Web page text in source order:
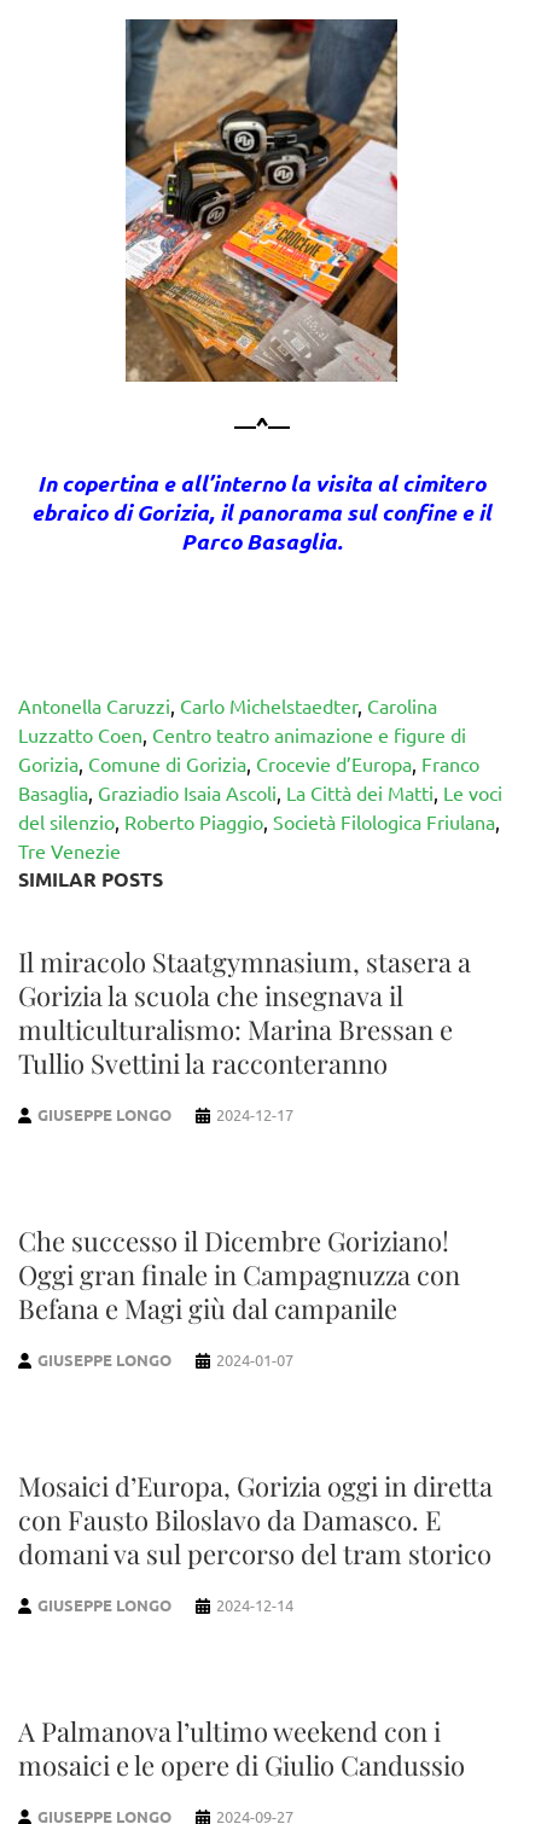
—^—
In copertina e all’interno la visita al cimitero
ebraico di Gorizia, il panorama sul confine e il
Parco Basaglia.
Antonella Caruzzi, Carlo Michelstaedter, Carolina
Luzzatto Coen, Centro teatro animazione e figure di
Gorizia, Comune di Gorizia, Crocevie d’Europa, Franco
Basaglia, Graziadio Isaia Ascoli, La Città dei Matti, Le voci
del silenzio, Roberto Piaggio, Società Filologica Friulana,
Tre Venezie
SIMILAR POSTS
Il miracolo Staatgymnasium, stasera a
Gorizia la scuola che insegnava il
multiculturalismo: Marina Bressan e
Tullio Svettini la racconteranno
GIUSEPPE LONGO 2024-12-17
Che successo il Dicembre Goriziano!
Oggi gran finale in Campagnuzza con
Befana e Magi giù dal campanile
GIUSEPPE LONGO 2024-01-07
Mosaici d’Europa, Gorizia oggi in diretta
con Fausto Biloslavo da Damasco. E
domani va sul percorso del tram storico
GIUSEPPE LONGO 2024-12-14
A Palmanova l’ultimo weekend con i
mosaici e le opere di Giulio Candussio
GIUSEPPE LONGO 2024-09-27